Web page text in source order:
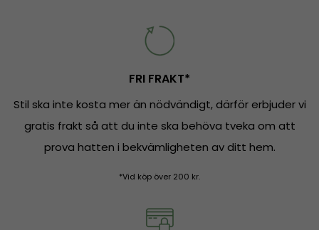
FRI FRAKT*
Stil ska inte kosta mer än nödvändigt, därför erbjuder vi
gratis frakt så att du inte ska behöva tveka om att
prova hatten i bekvämligheten av ditt hem.
*Vid köp över 200 kr.